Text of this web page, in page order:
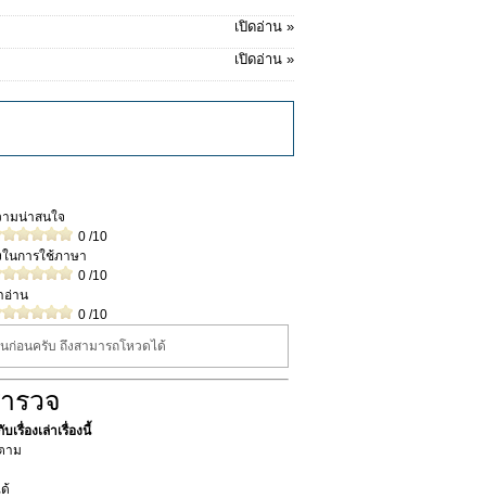
เปิดอ่าน »
เปิดอ่าน »
ามน่าสนใจ
0/10
นการใช้ภาษา
0/10
อ่าน
0/10
ก่อนครับ ถึงสามารถโหวดได้
รวจ
เรื่องเล่าเรื่องนี้
าม